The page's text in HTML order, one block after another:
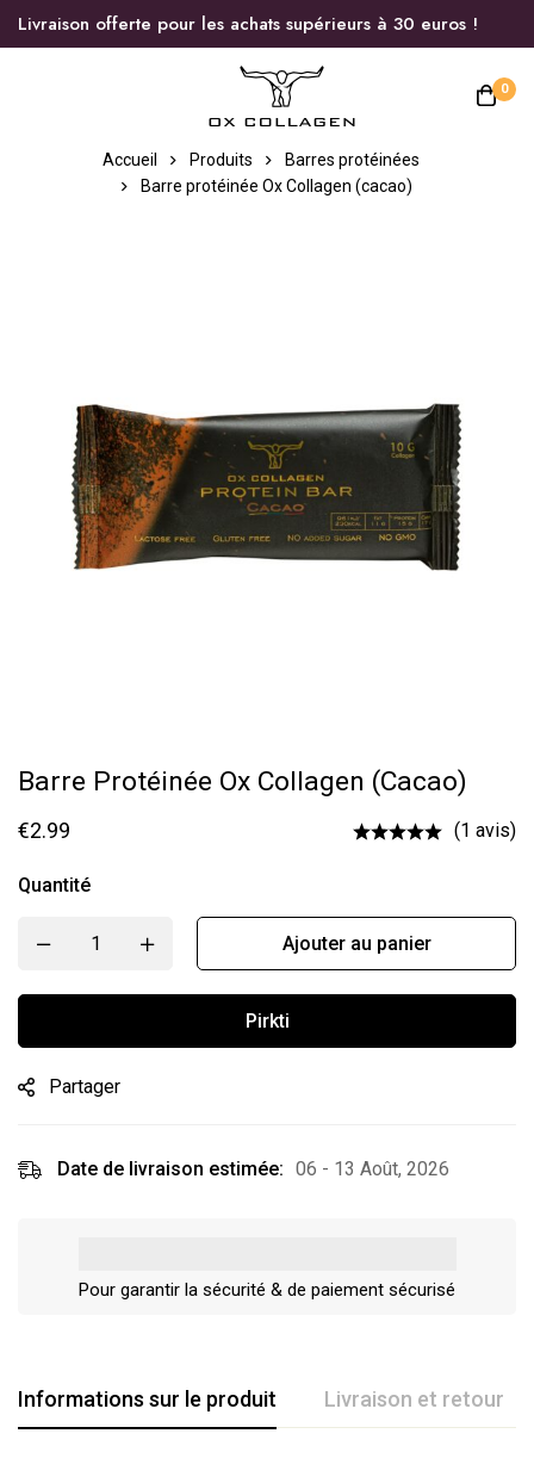
Livraison offerte pour les achats supérieurs à 30 euros !
0
Accueil Produits
Barres protéinées
Barre protéinée Ox Collagen (cacao)
Barre Protéinée Ox Collagen (cacao)
€2.99 (1 avis)
Quantité
Ajouter au panier
Pirkti
Partager
Date de livraison estimée: 06 - 13 Août, 2026
Pour garantir la sécurité & de paiement sécurisé
Informations sur le produit Livraison et retour